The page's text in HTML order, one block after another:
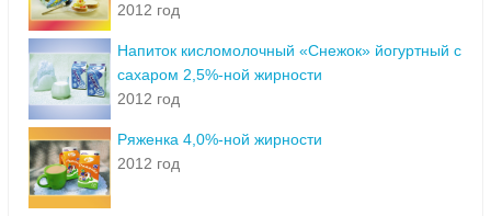
2012 год
Напиток кисломолочный «Снежок» йогуртный с
сахаром 2,5%-ной жирности
2012 год
Ряженка 4,0%-ной жирности
2012 год